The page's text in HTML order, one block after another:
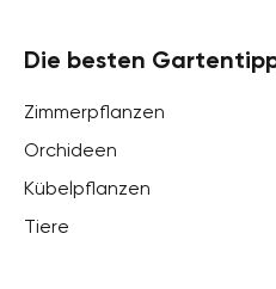
Die besten
Zimmerpflanzen
Orchideen
Kübelpflanzen
Tiere